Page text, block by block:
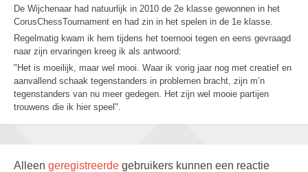
De Wijchenaar had natuurlijk in 2010 de 2e klasse gewonnen in het
CorusChessTournament en had zin in het spelen in de 1e klasse.
Regelmatig kwam ik hem tijdens het toernooi tegen en eens gevraagd
naar zijn ervaringen kreeg ik als antwoord:
"Het is moeilijk, maar wel mooi. Waar ik vorig jaar nog met creatief en
aanvallend schaak tegenstanders in problemen bracht, zijn m’n
tegenstanders van nu meer gedegen. Het zijn wel mooie partijen
trouwens die ik hier speel".
Alleen geregistreerde gebruikers kunnen een reactie